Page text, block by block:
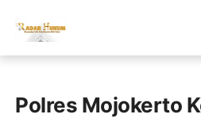
Polres Mojokerto